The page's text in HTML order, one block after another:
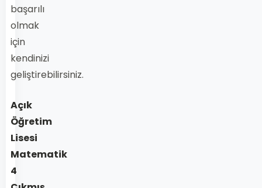
başarılı
olmak
için
kendinizi
geliştirebilirsiniz.
Açık
Öğretim
Lisesi
Matematik
4